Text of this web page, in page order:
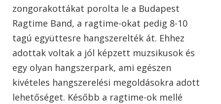
zongorakottákat porolta le a Budapest
Ragtime Band, a ragtime-okat pedig 8-10
tagú együttesre hangszerelték át. Ehhez
adottak voltak a jól képzett muzsikusok és
egy olyan hangszerpark, ami egészen
kivételes hangszerelési megoldásokra adott
lehetőséget. Később a ragtime-ok mellé